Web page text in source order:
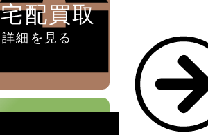
宅配買取
詳細を見る